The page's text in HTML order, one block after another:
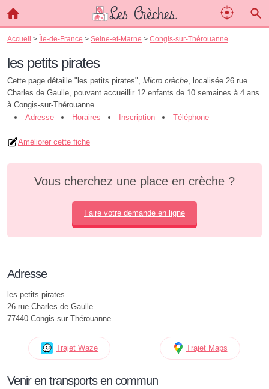
Accueil > Île-de-France > Seine-et-Marne > Congis-sur-Thérouanne
les petits pirates
Cette page détaille "les petits pirates", Micro crèche, localisée 26 rue
Charles de Gaulle, pouvant accueillir 12 enfants de 10 semaines à 4 ans
à Congis-sur-Thérouanne.
Adresse
Horaires Inscription Téléphone
Améliorer cette fiche
Vous cherchez une place en crèche ?
Faire votre demande en ligne
Adresse
les petits pirates
26 rue Charles de Gaulle
77440 Congis-sur-Thérouanne
Trajet Waze Trajet Maps
Venir en transports en commun